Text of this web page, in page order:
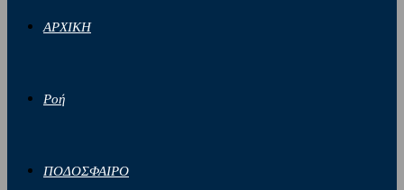
ΑΡΧΙΚΗ
Ροή
ΠΟΔΟΣΦΑΙΡΟ